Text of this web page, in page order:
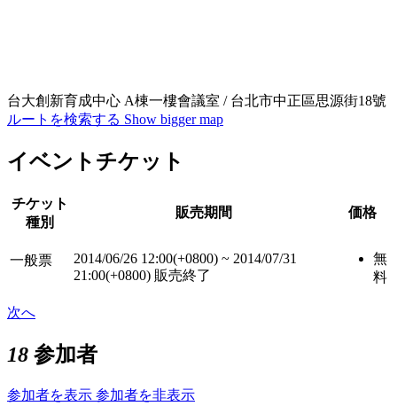
台大創新育成中心 A棟一樓會議室 / 台北市中正區思源街18號
ルートを検索する Show bigger map
イベントチケット
チケット
種別
販売期間 価格
一般票 2014/06/26 12:00(+0800) ~ 2014/07/31
21:00(+0800) 販売終了
無
料
次へ
18 参加者
参加者を表示 参加者を非表示